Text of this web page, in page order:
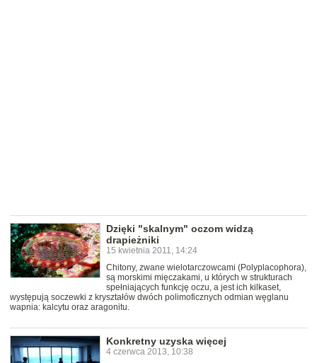
Dzięki "skalnym" oczom widzą
drapieżniki
15 kwietnia 2011, 14:24
Chitony, zwane wielotarczowcami (Polyplacophora),
są morskimi mięczakami, u których w strukturach
spełniających funkcję oczu, a jest ich kilkaset,
występują soczewki z kryształów dwóch polimoficznych odmian węglanu
wapnia: kalcytu oraz aragonitu.
Konkretny uzyska więcej
4 czerwca 2013, 10:38